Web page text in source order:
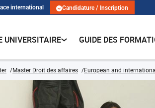
international Candidature / Inscription
UNIVERSITAIRE GUIDE DES
Master Droit des affaires European and